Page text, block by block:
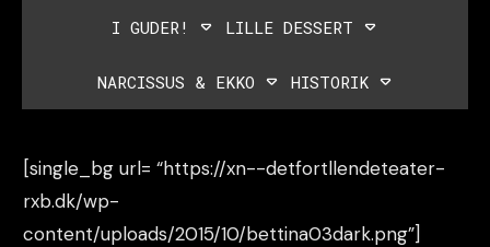
I GUDER! LILLE DESSERT
NARCISSUS & EKKO HISTORIK
[single_bg url= “https://xn--detfortllendeteater-
rxb.dk/wp-
content/uploads/2015/10/bettina03dark.png”]